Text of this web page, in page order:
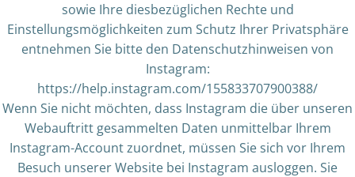
sowie Ihre diesbezüglichen Rechte und
Einstellungsmöglichkeiten zum Schutz Ihrer Privatsphäre
entnehmen Sie bitte den Datenschutzhinweisen von
Instagram:
https://help.instagram.com/155833707900388/
Wenn Sie nicht möchten, dass Instagram die über unseren
Webauftritt gesammelten Daten unmittelbar Ihrem
Instagram-Account zuordnet, müssen Sie sich vor Ihrem
Besuch unserer Website bei Instagram ausloggen. Sie